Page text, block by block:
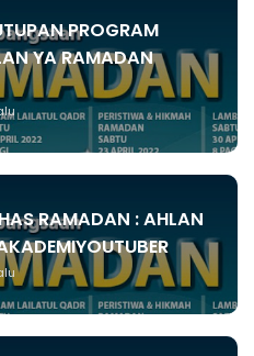
PROGRAM
YA RAMADAN
RAMADAN : AHLAN